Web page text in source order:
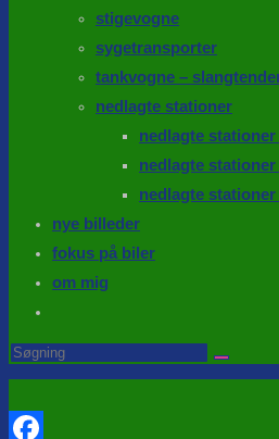
stigevogne
sygetransporter
tankvogne –
nedlagte stationer
nedlagte stationer
nedlagte stationer
nedlagte stationer
nye billeder
fokus på biler
om mig
website
search
Search
this
website